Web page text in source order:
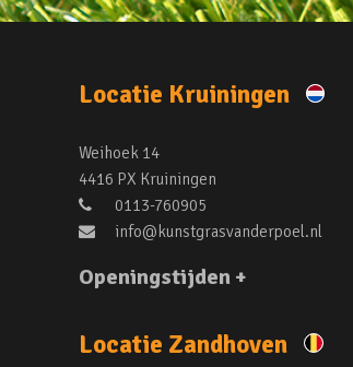
Locatie Kruiningen
Weihoek 14
4416 PX Kruiningen
0113-760905
info@kunstgrasvanderpoel.nl
Openingstijden +
Locatie Zandhoven